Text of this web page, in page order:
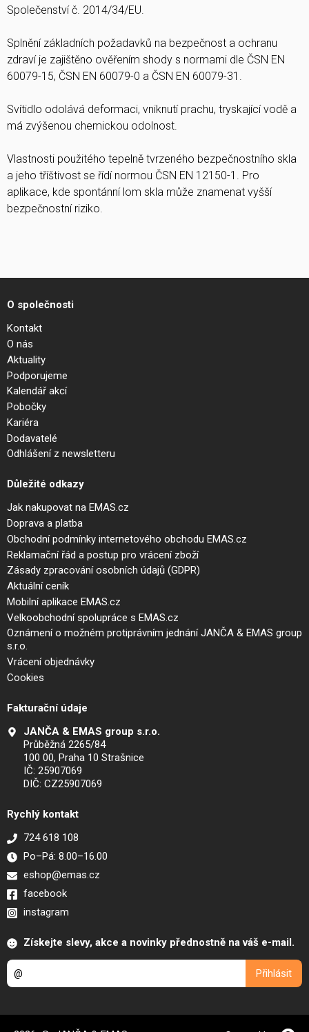
Společenství č. 2014/34/EU.
Splnění základních požadavků na bezpečnost a ochranu
zdraví je zajištěno ověřením shody s normami dle ČSN EN
60079-15, ČSN EN 60079-0 a ČSN EN 60079-31.
Svítidlo odolává deformaci, vniknutí prachu, tryskající vodě a
má zvýšenou chemickou odolnost.
Vlastnosti použitého tepelně tvrzeného bezpečnostního skla
a jeho tříštivost se řídí normou ČSN EN 12150-1. Pro
aplikace, kde spontánní lom skla může znamenat vyšší
bezpečnostní riziko.
O společnosti
Kontakt
O nás
Aktuality
Podporujeme
Kalendář akcí
Pobočky
Kariéra
Dodavatelé
Odhlášení z newsletteru
Důležité odkazy
Jak nakupovat na EMAS.cz
Doprava a platba
Obchodní podmínky internetového obchodu EMAS.cz
Reklamační řád a postup pro vrácení zboží
Zásady zpracování osobních údajů (GDPR)
Aktuální ceník
Mobilní aplikace EMAS.cz
Velkoobchodní spolupráce s EMAS.cz
Oznámení o možném protiprávním jednání JANČA & EMAS group
s.r.o.
Vrácení objednávky
Cookies
Fakturační údaje
JANČA & EMAS group s.r.o.
Průběžná 2265/84
100 00, Praha 10 Strašnice
IČ: 25907069
DIČ: CZ25907069
Rychlý kontakt
724 618 108
Po–Pá: 8.00–16.00
eshop@emas.cz
facebook
instagram
Získejte slevy, akce a novinky přednostně na váš e-mail.